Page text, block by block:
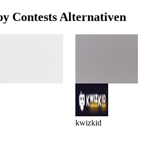
Contests Alternativen
kwizkid